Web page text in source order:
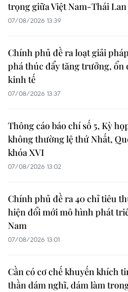
trọng giữa Việt Nam-Thái Lan
07/08/2026 13:39
Chính phủ đề ra loạt giải
phá thúc đẩy tăng trưởng, ổn
kinh tế
07/08/2026 13:37
Thông cáo báo chí số 5, Kỳ
không thường lệ thứ Nhất,
khóa XVI
07/08/2026 13:02
Chính phủ đề ra 40 chỉ tiêu
hiện đổi mới mô hình phát
Nam
07/08/2026 13:01
Cần có cơ chế khuyến khích
thần dám nghĩ, dám làm